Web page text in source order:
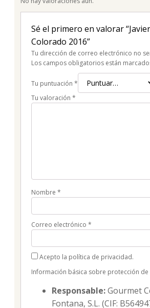
Sé el primero en valorar
Colorado 2016”
Tu dirección de correo electrónico no
Los campos obligatorios están
Tu puntuación *
Tu valoración *
Nombre *
Correo electrónico *
Acepto la política de privacidad.
Información básica sobre protección
Responsable:Gourmet
Fontana, S.L. (CIF: